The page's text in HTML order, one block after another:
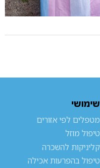
שימושי
מטפלים לפי אזורים
טיפול מוזל
קליניקות להשכרה
טיפול בהפרעות אכילה